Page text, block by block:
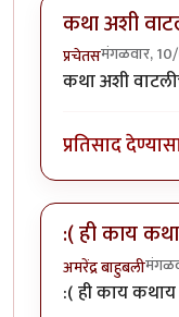
कथा अशी
प्रचेतसमंगळवार,
कथा अशी
प्रतिसाद
:( ही काय
अमरेंद्र बाहुबली
:( ही काय कथाय